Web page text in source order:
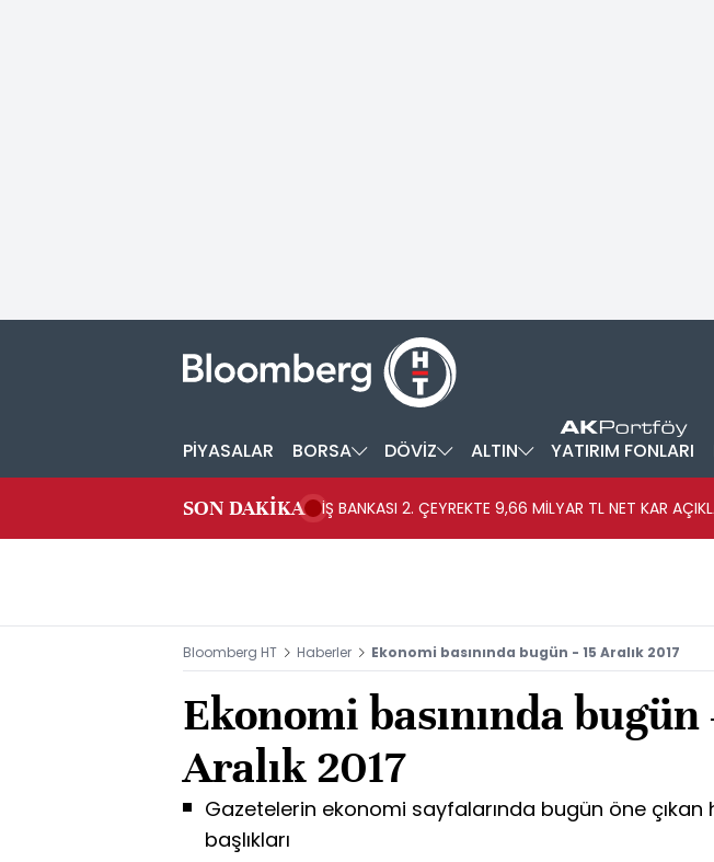
PİYASALAR BORSA DÖVİZ ALTIN YATIRIM FONLARI
SON DAKİKA İŞ BANKASI 2. ÇEYREKTE 9,66 MİLYAR TL NET KAR
Bloomberg HT Haberler Ekonomi basınında bugün - 15 Aralık 2017
Ekonomi basınında bugün
Aralık 2017
Gazetelerin ekonomi sayfalarında bugün öne çıkan
başlıkları